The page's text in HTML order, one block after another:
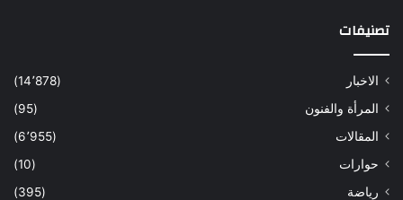
تصنيفات
الاخبار
(14٬878)
المرأة والفنون
(95)
المقالات
(6٬955)
حوارات
(10)
رياضة
(395)